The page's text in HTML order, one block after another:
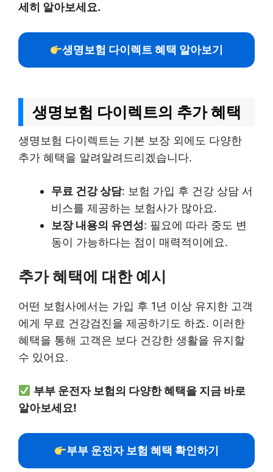
세히 알아보세요.
생명보험 다이렉트 혜택 알아보기
생명보험 다이렉트의 추가 혜택
생명보험 다이렉트는 기본 보장 외에도 다양한
추가 혜택을 알려알려드리겠습니다.
무료 건강 상담: 보험 가입 후 건강 상담 서
비스를 제공하는 보험사가 많아요.
보장 내용의 유연성: 필요에 따라 중도 변
동이 가능하다는 점이 매력적이에요.
추가 혜택에 대한 예시
어떤 보험사에서는 가입 후 1년 이상 유지한 고객
에게 무료 건강검진을 제공하기도 하죠. 이러한
혜택을 통해 고객은 보다 건강한 생활을 유지할
수 있어요.
부부 운전자 보험의 다양한 혜택을 지금 바로
알아보세요!
부부 운전자 보험 혜택 확인하기